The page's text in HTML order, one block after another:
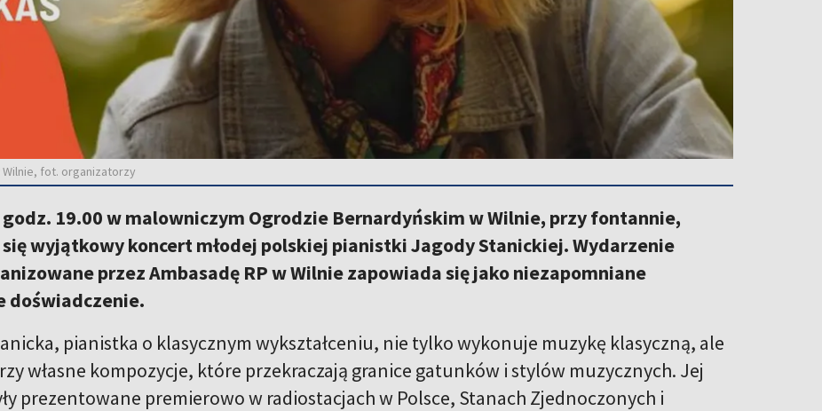
fot. organizatorzy
godz. 19.00 w malowniczym Ogrodzie Bernardyńskim w Wilnie, przy fontannie,
wyjątkowy koncert młodej polskiej pianistki Jagody Stanickiej. Wydarzenie
przez Ambasadę RP w Wilnie zapowiada się jako niezapomniane
doświadczenie.
pianistka o klasycznym wykształceniu, nie tylko wykonuje muzykę klasyczną, ale
własne kompozycje, które przekraczają granice gatunków i stylów muzycznych. Jej
prezentowane premierowo w radiostacjach w Polsce, Stanach Zjednoczonych i